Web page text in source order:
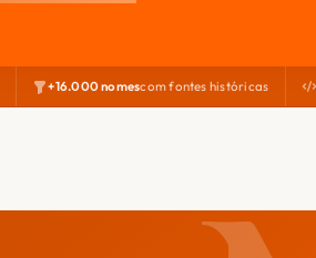
+16.000 nomescom fontes históricas